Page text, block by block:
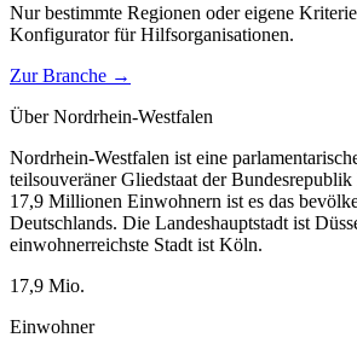
Nur bestimmte Regionen oder eigene
Konfigurator fürHilfsorganisationen.
Zur Branche →
ÜberNordrhein-Westfalen
Nordrhein-Westfalen ist eine
teilsouveräner Gliedstaat der
17,9 Millionen Einwohnern ist es das
Deutschlands. Die Landeshauptstadt ist
einwohnerreichste Stadt ist Köln.
17,9 Mio.
Einwohner